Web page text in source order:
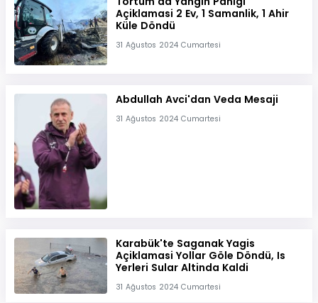
Açiklamasi 2 Ev, 1 Samanlik, 1 Ahir
Küle Döndü
31 Ağustos 2024 Cumartesi
Abdullah Avci'dan Veda Mesaji
31 Ağustos 2024 Cumartesi
Karabük'te Saganak Yagis
Açiklamasi Yollar Göle Döndü, Is
Yerleri Sular Altinda Kaldi
31 Ağustos 2024 Cumartesi